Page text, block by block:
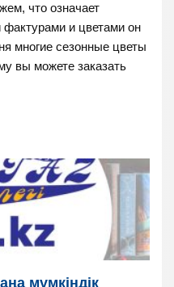
что означает
фактурами и цветами он
многие сезонные цветы
вы можете заказать
мүмкіндік